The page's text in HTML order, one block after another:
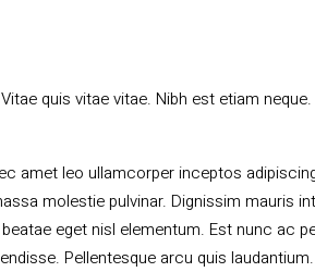
quis vitae vitae. Nibh est etiam
amet leo ullamcorper inceptos
molestie pulvinar. Dignissim mauris
eget nisl elementum. Est nunc ac
Pellentesque arcu quis